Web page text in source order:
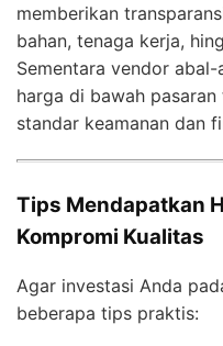
memberikan
bahan, tenaga kerja,
Sementara vendor
harga di bawah
standar keamanan dan
Tips Mendapatkan
Kompromi Kualitas
Agar investasi Anda
beberapa tips praktis: